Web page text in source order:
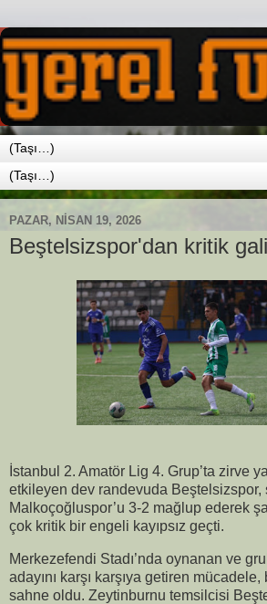
PAZAR, NISAN 19, 2026
Beştelsizspor'dan kritik
İstanbul 2. Amatör Lig 4. Grup’ta zirve
etkileyen dev randevuda Beştelsizspor,
Malkoçoğluspor’u 3-2 mağlup ederek
çok kritik bir engeli kayıpsız geçti.
Merkezefendi Stadı’nda oynanan ve
adayını karşı karşıya getiren
sahne oldu. Zeytinburnu temsilcisi